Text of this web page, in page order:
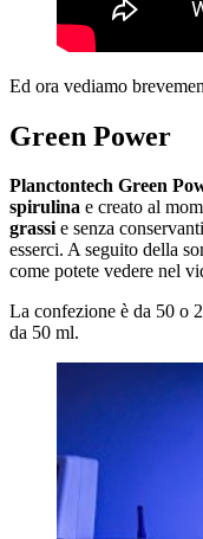
Ed ora vediamo
Green Power
Planctontech Green
spirulina e creato al
grassie senza
esserci. A seguito della
come potete vedere nel
La confezione è da 50 o
da 50 ml.